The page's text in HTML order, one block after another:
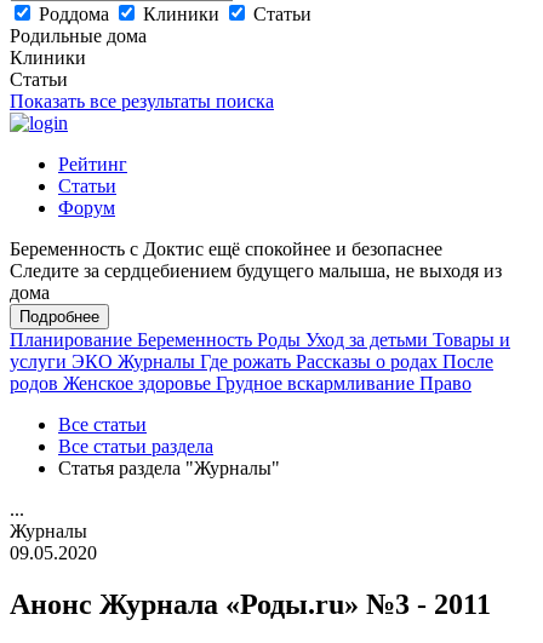
Роддома Клиники
Статьи
Родильные дома
Клиники
Статьи
Показать все результаты поиска
Рейтинг
Статьи
Форум
Беременность с Доктис ещё спокойнее и безопаснее
Следите за сердцебиением будущего малыша, не выходя из
дома
Подробнее
Планирование Беременность Роды Уход за детьми Товары и
услуги ЭКО Журналы Где рожать Рассказы о родах После
родов Женское здоровье Грудное вскармливание Право
Все статьи
Все статьи раздела
Статья раздела "Журналы"
...
Журналы
09.05.2020
Анонс Журнала «Роды.ru» №3 - 2011